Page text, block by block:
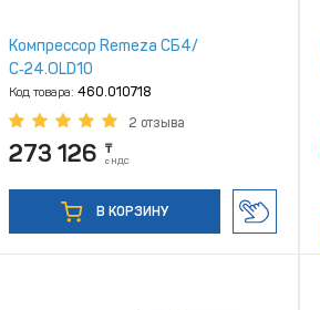
Компрессор Remeza СБ4/
С‑24.OLD10
Код товара: 460.010718
2 отзыва
273 126 ₸
с НДС
В КОРЗИНУ